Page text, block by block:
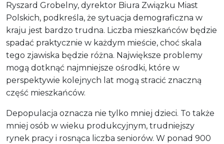
Ryszard Grobelny, dyrektor Biura Związku Miast
Polskich, podkreśla, że sytuacja demograficzna w
kraju jest bardzo trudna. Liczba mieszkańców będzie
spadać praktycznie w każdym mieście, choć skala
tego zjawiska będzie różna. Największe problemy
mogą dotknąć najmniejsze ośrodki, które w
perspektywie kolejnych lat mogą stracić znaczną
część mieszkańców.
Depopulacja oznacza nie tylko mniej dzieci. To także
mniej osób w wieku produkcyjnym, trudniejszy
rynek pracy i rosnąca liczba seniorów. W ponad 900